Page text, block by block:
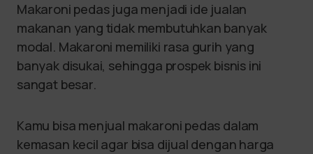
Makaroni pedas juga menjadi ide jualan
makanan yang tidak membutuhkan banyak
modal. Makaroni memiliki rasa gurih yang
banyak disukai, sehingga prospek bisnis ini
sangat besar.
Kamu bisa menjual makaroni pedas dalam
kemasan kecil agar bisa dijual dengan harga